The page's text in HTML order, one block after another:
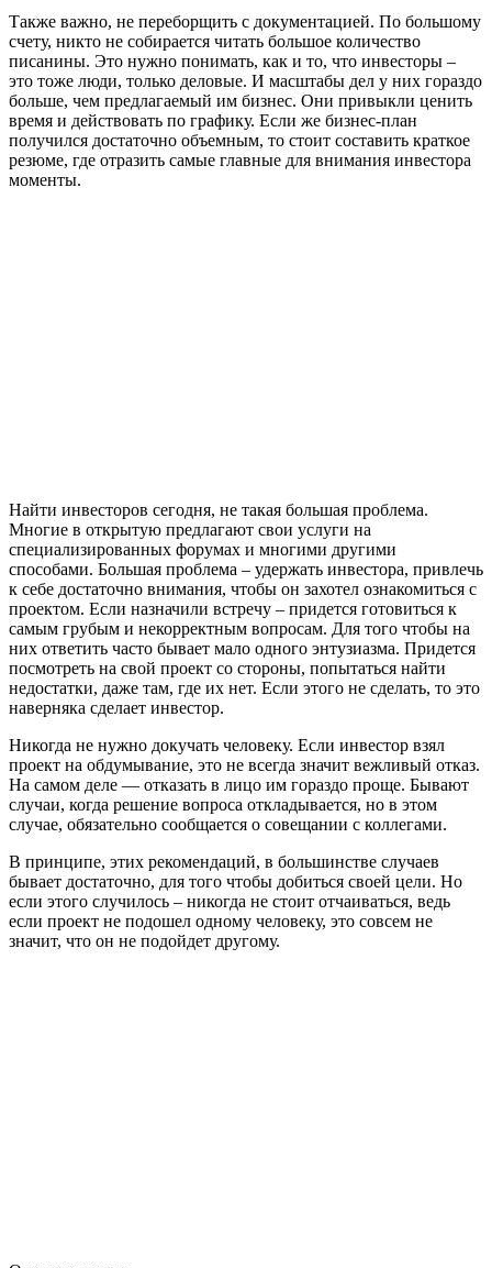
Также важно, не переборщить с документацией. По большому
счету, никто не собирается читать большое количество
писанины. Это нужно понимать, как и то, что инвесторы –
это тоже люди, только деловые. И масштабы дел у них гораздо
больше, чем предлагаемый им бизнес. Они привыкли ценить
время и действовать по графику. Если же бизнес-план
получился достаточно объемным, то стоит составить краткое
резюме, где отразить самые главные для внимания инвестора
моменты.
Найти инвесторов сегодня, не такая большая проблема.
Многие в открытую предлагают свои услуги на
специализированных форумах и многими другими
способами. Большая проблема – удержать инвестора, привлечь
к себе достаточно внимания, чтобы он захотел ознакомиться с
проектом. Если назначили встречу – придется готовиться к
самым грубым и некорректным вопросам. Для того чтобы на
них ответить часто бывает мало одного энтузиазма. Придется
посмотреть на свой проект со стороны, попытаться найти
недостатки, даже там, где их нет. Если этого не сделать, то это
наверняка сделает инвестор.
Никогда не нужно докучать человеку. Если инвестор взял
проект на обдумывание, это не всегда значит вежливый отказ.
На самом деле — отказать в лицо им гораздо проще. Бывают
случаи, когда решение вопроса откладывается, но в этом
случае, обязательно сообщается о совещании с коллегами.
В принципе, этих рекомендаций, в большинстве случаев
бывает достаточно, для того чтобы добиться своей цели. Но
если этого случилось – никогда не стоит отчаиваться, ведь
если проект не подошел одному человеку, это совсем не
значит, что он не подойдет другому.